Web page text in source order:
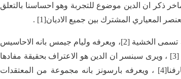
ذكر ان الدين موضوع للتجربة وهو احساسنا بالتعلق
المعياري المشترك بين جميع الاديان[1] .
ويعرفه تي ميل الدين بانه وضع روحاني وحالة فذة محترمة تسمى الخشية [2]، ويعرفه وليام جيمس بانه الاحاسيس
والافعال والتجربيات التي يجدها الناس في خلواتهم مع الله [3] ، ويرى سبنسر ان الدين هو الاعتراف بحقيقة مفادها
ان جميع الموجودات تجليات لقوة اسمى من علومنا ومعارفنا[4] ، ويعرفه بارسونز بانه مجموعة من المعتقدات